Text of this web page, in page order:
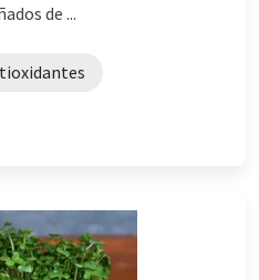
de ...